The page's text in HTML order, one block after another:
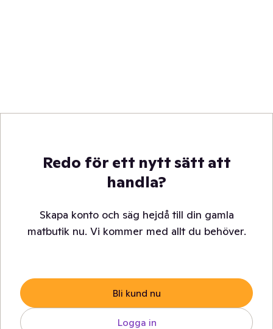
Redo för ett nytt sätt att
handla?
Skapa konto och säg hejdå till din gamla
matbutik nu. Vi kommer med allt du behöver.
Bli kund nu
Logga in